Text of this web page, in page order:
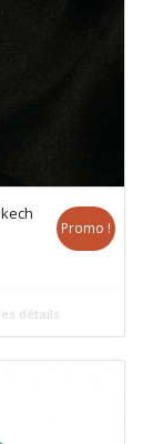
Promo !
détails